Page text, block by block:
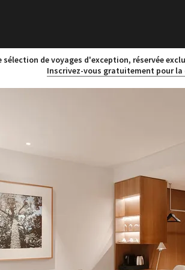
sélection de voyages d'exception, réservée
Inscrivez-vous gratuitement pour la